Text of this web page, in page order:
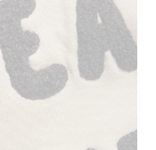
Smidig betalning med Klarna.